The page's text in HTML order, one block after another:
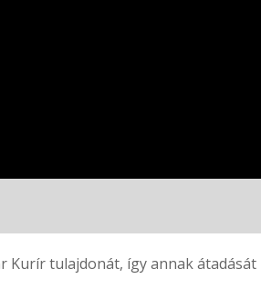
Kurír tulajdonát, így annak